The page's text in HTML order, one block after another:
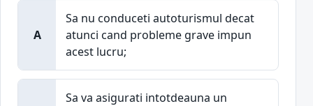
A
Sa nu conduceti autoturismul decat
atunci cand probleme grave impun
acest lucru;
Sa va asigurati intotdeauna un